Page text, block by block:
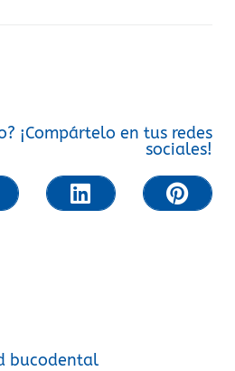
¡Compártelo en tus redes
sociales!
bucodental